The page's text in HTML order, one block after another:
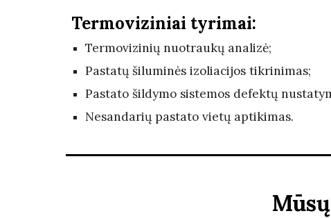
Termoviziniai tyrimai:
Termovizinių nuotraukų analizė;
Pastatų šiluminės izoliacijos tikrinimas;
Pastato šildymo sistemos defektų
Nesandarių pastato vietų aptikimas.